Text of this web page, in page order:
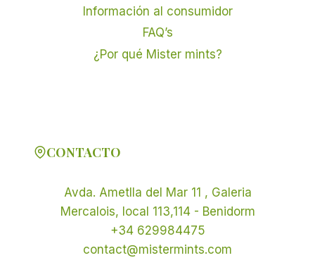
Información al consumidor
FAQ’s
¿Por qué Mister mints?
CONTACTO
Avda. Ametlla del Mar 11 , Galeria
Mercalois, local 113,114 - Benidorm
+34 629984475
contact@mistermints.com